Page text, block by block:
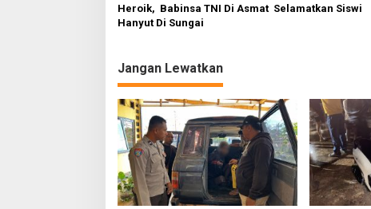
Heroik, Babinsa TNI Di Asmat Selamatkan Siswi
Hanyut Di Sungai
Jangan Lewatkan